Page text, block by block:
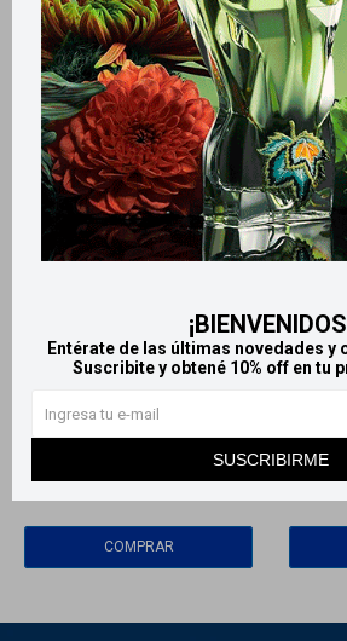
Entérate de las últimas novedades y
Suscribite y obtené 10% off en tu
SUSCRIBIRME
Llega HOY
Fixodent adhesivo en crema